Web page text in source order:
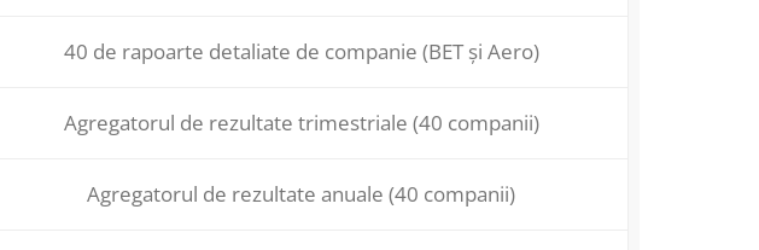
40 de rapoarte detaliate de companie (BET și Aero)
Agregatorul de rezultate trimestriale (40 companii)
Agregatorul de rezultate anuale (40 companii)